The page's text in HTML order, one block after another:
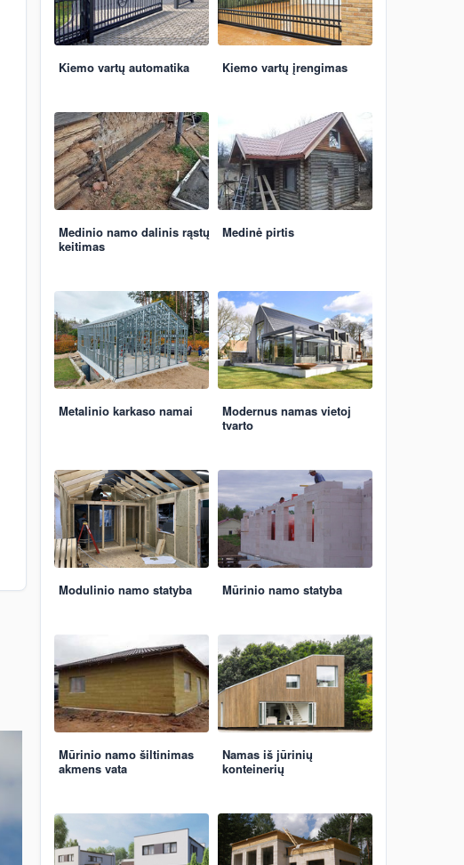
Kiemo vartų automatika Kiemo vartų įrengimas
Medinio namo dalinis rąstų
keitimas
Medinė pirtis
Metalinio karkaso namai
Modernus namas vietoj
tvarto
Modulinio namo statyba Mūrinio namo statyba
Mūrinio namo šiltinimas
akmens vata
Namas iš jūrinių
konteinerių